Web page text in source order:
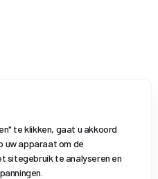
te klikken, gaat u akkoord
uw apparaat om de
sitegebruik te analyseren en